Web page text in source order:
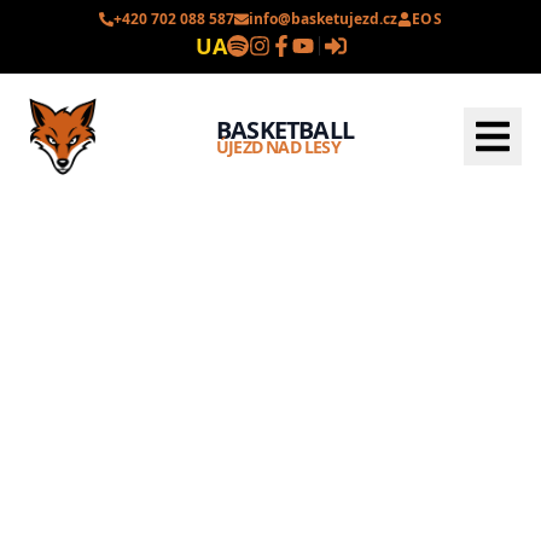
+420 702 088 587 info@basketujezd.cz EOS
UA
BASKETBALL
ÚJEZD NAD LESY